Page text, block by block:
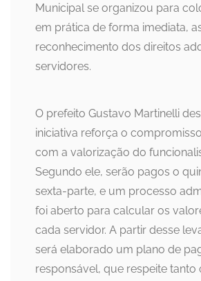
Municipal se organizou para
em prática de forma imediata,
reconhecimento dos direitos
servidores.
O prefeito Gustavo Martinelli
iniciativa reforça o
com a valorização do
Segundo ele, serão pagos o
sexta-parte, e um processo
foi aberto para calcular os
cada servidor. A partir desse
será elaborado um plano de
responsável, que respeite tanto